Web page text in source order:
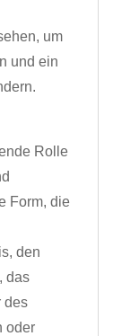
um
und ein
Rolle
Form, die
den
das
des
oder